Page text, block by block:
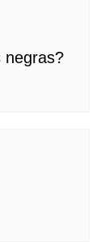
negras?